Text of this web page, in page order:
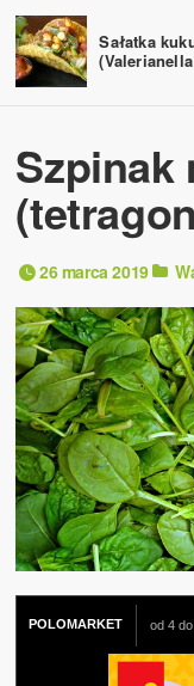
Sałatka
Szpinak
26 marca 2019